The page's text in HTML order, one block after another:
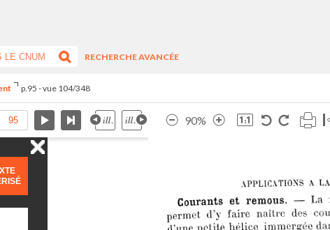
RECHERCHE AVANCÉE
p.95 - vue 104/348
90%